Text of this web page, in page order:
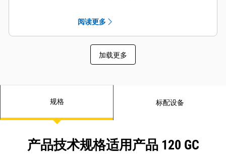
时最大限度减少保养量。
借助转盘保护器选件，可以减少日常
润滑需求，并减少昂贵的转盘和小齿
轮维修。
阅读更多
加载更多
规格 标配设备
产品技术规格适用产品 120 GC